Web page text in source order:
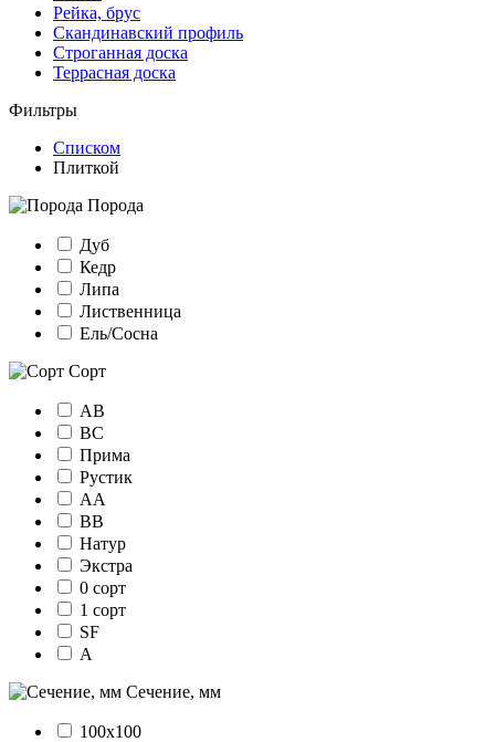
Рейка, брус
Скандинавский профиль
Строганная доска
Террасная доска
Фильтры
Списком
Плиткой
Порода
Дуб
Кедр
Липа
Лиственница
Ель/Сосна
Сорт
АВ
ВС
Прима
Рустик
АА
ВВ
Натур
Экстра
0 сорт
1 сорт
SF
А
Сечение, мм
100х100